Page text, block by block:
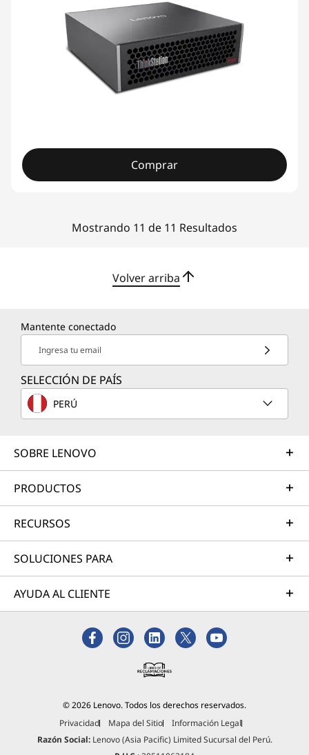
Comprar
Mostrando 11 de 11 Resultados
Volver arriba
Mantente conectado
Ingresa tu email
SELECCIÓN DE PAÍS
PERÚ
SOBRE LENOVO
PRODUCTOS
RECURSOS
SOLUCIONES PARA
AYUDA AL CLIENTE
© 2026 Lenovo. Todos los derechos reservados.
Privacidad
Mapa del Sitio
Información Legal
Razón Social:Lenovo (Asia Pacific) Limited Sucursal del Perú.